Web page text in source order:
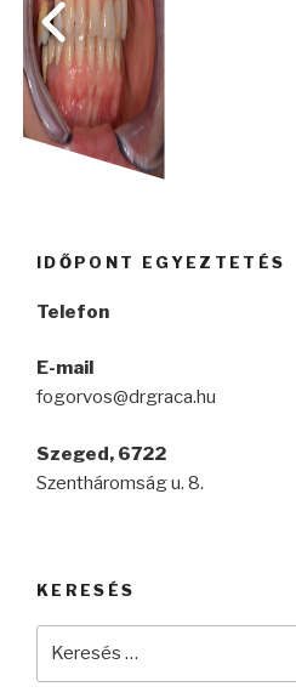
IDŐPONT EGYEZTETÉS
Telefon
E-mail
fogorvos@drgraca.hu
Szeged, 6722
Szentháromság u. 8.
KERESÉS